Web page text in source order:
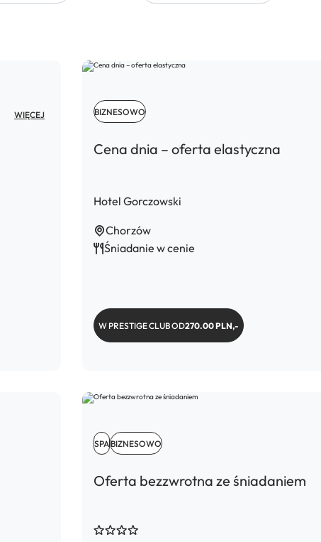
WIĘCEJ
Cena dnia – oferta elastyczna
BIZNESOWO
Hotel Gorczowski
Chorzów
Śniadanie w cenie
W PRESTIGE CLUB OD270.00 PLN,-
Oferta bezzwrotna ze śniadaniem
SPABIZNESOWO